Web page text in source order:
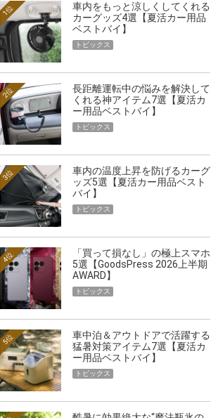
車内をもっと涼しくしてくれる
カーグッズ4選【夏活カー用品
ベストバイ】
1位
トピックス
長距離運転中の悩みを解決して
くれる神アイテム7選【夏活カ
ー用品ベストバイ】
2位
トピックス
車内の温度上昇を防げるカーグ
ッズ5選【夏活カー用品ベスト
バイ】
3位
トピックス
「買って損なし」の極上スマホ
5選【GoodsPress 2026上半期
AWARD】
4位
トピックス
車中泊＆アウトドアで活躍する
猛暑対策アイテム7選【夏活カ
ー用品ベストバイ】
5位
トピックス